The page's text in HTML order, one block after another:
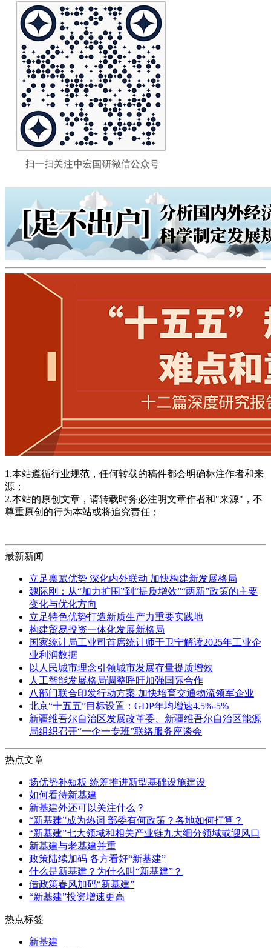
1.本站遵循行业规范，任何转载的稿件都会明确标注作者和来
源；
2.本站的原创文章，请转载时务必注明文章作者和"来源"，不
尊重原创的行为本站或将追究责任；
最新新闻
立足禀赋优势 深化内外联动 加快构建新发展格局
魏际刚：从“加力扩围”到“提质增效”“两新”政策的主要
变化与优化方向
立足特色优势打造新质生产力重要实践地
构建贸易投资一体化发展新格局
国家统计局工业司首席统计师于卫宁解读2025年工业企
业利润数据
以人民城市理念引领城市发展存量提质增效
人工智能发展格局调整呼吁加强国际合作
八部门联合印发行动方案 加快培育交通物流领军企业
北京“十五五”目标设置：GDP年均增速4.5%-5%
新疆维吾尔自治区发展改革委、新疆维吾尔自治区能源
局组织召开“一企一专班”联络服务座谈会
热点文章
扬优势补短板 统筹推进新型基础设施建设
如何看待新基建
新基建外还可以关注什么？
“新基建”成为热词 部委有何政策？各地如何打算？
“新基建”七大领域和相关产业链九大细分领域或迎风口
新基建与老基建并重
政策陆续加码 各方看好“新基建”
什么是新基建？为什么叫“新基建”？
借政策春风加码“新基建”
“新基建”投资增速更高
热点标签
新基建